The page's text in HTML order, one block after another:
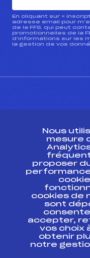
En cliquant sur «
adresse email pour
de la FFS, qui peut
promotionnelles de la
d’informations sur les
la gestion de vos
ESPACE PRESSE
Ressources
Pass’Neige
Projet sportif
Projet de
Antidopage
Pôle
Scientifique
Listes
Pôle vie de
Nous
mesure
proposer
cookies de
sont
accepter,
vos choix
obtenir
notre